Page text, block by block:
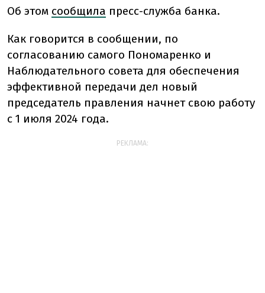
Об этом сообщила пресс-служба банка.
Как говорится в сообщении, по
согласованию самого Пономаренко и
Наблюдательного совета для обеспечения
эффективной передачи дел новый
председатель правления начнет свою работу
с 1 июля 2024 года.
РЕКЛАМА: